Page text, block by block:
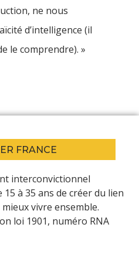
ne nous
d’intelligence (il
le comprendre). »
FRANCE
interconvictionnel
à 35 ans de créer du lien
vivre ensemble.
loi 1901, numéro RNA